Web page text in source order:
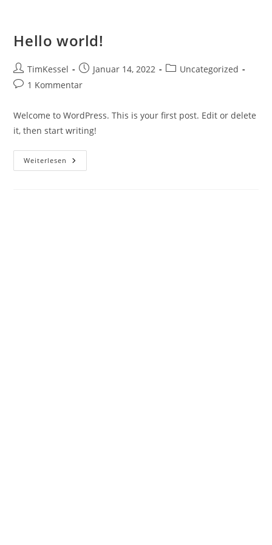
springen
Hello world!
Beitrags-
Autor:
TimKessel
Beitrag
veröffentlicht:
Januar 14, 2022
Beitrags-
Uncategorized
Beitrags-
1 Kommentar
Welcome to WordPress. This is your first post. Edit or delete
it, then start writing!
Weiterlesen Hello
World!